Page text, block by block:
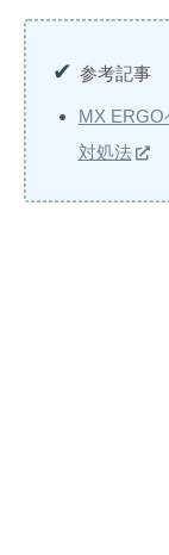
参考記事
MX ERGO
対処法